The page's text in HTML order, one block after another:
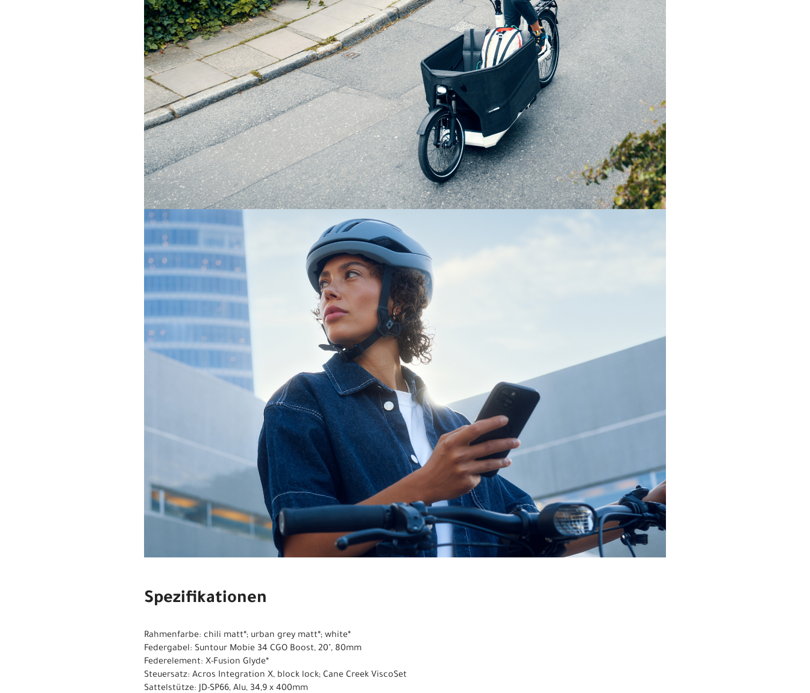
Spezifikationen
Rahmenfarbe: chili matt*; urban grey matt*; white*
Federgabel: Suntour Mobie 34 CGO Boost, 20", 80mm
Federelement: X-Fusion Glyde*
Steuersatz: Acros Integration X, block lock; Cane Creek ViscoSet
Sattelstütze: JD-SP66, Alu, 34,9 x 400mm